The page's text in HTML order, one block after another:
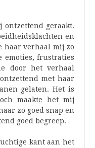
ontzettend geraakt.
en
haar verhaal mij zo
emoties, frustraties
door het verhaal
met haar
gelaten. Het is
maakte het mij
zo goed snap en
goed begreep.
kant aan het